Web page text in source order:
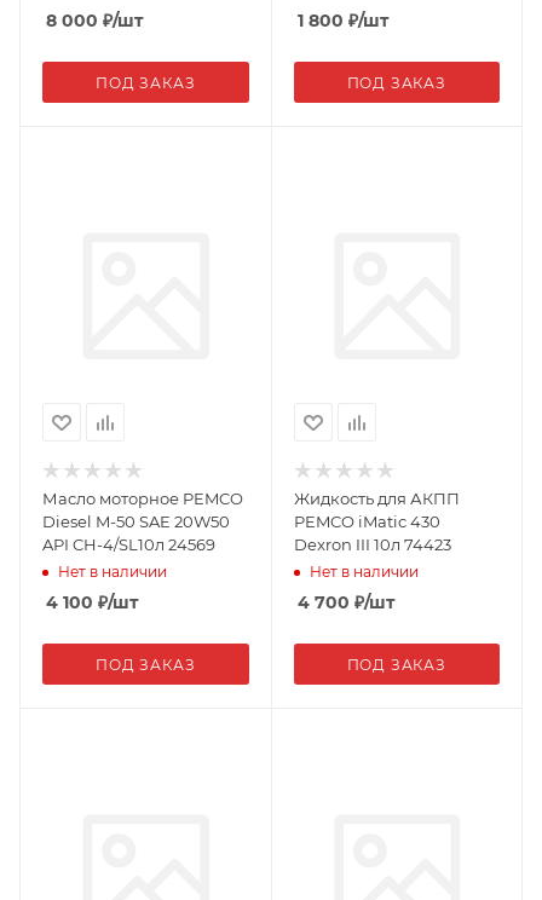
8 000 ₽/шт
ПОД ЗАКАЗ
1 800 ₽/шт
ПОД ЗАКАЗ
Масло моторное PEMCO
Diesel M-50 SAE 20W50
API CH-4/SL10л 24569
Нет в наличии
4 100 ₽/шт
ПОД ЗАКАЗ
Жидкость для АКПП
PEMCO iMatic 430
Dexron III 10л 74423
Нет в наличии
4 700 ₽/шт
ПОД ЗАКАЗ